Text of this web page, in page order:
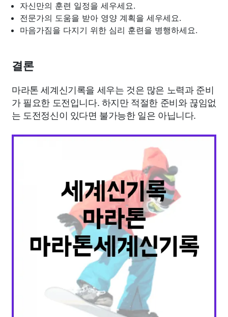
자신만의 훈련 일정을 세우세요.
전문가의 도움을 받아 영양 계획을 세우세요.
마음가짐을 다지기 위한 심리 훈련을 병행하세요.
결론
마라톤 세계신기록을 세우는 것은 많은 노력과 준비
가 필요한 도전입니다. 하지만 적절한 준비와 끊임없
는 도전정신이 있다면 불가능한 일은 아닙니다.